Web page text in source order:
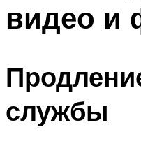
видео и
службы